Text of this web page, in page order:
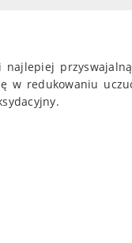
redukowaniu